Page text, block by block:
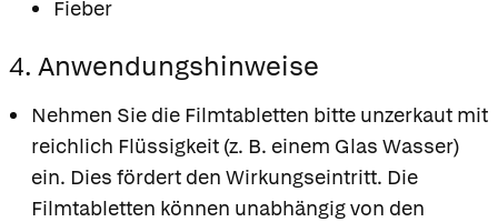
Fieber
4. Anwendungshinweise
Nehmen Sie die Filmtabletten bitte unzerkaut mit
reichlich Flüssigkeit (z. B. einem Glas Wasser)
ein. Dies fördert den Wirkungseintritt. Die
Filmtabletten können unabhängig von den